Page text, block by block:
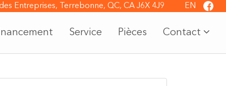
inventaire
Entreprises, Terrebonne, QC, CA J6X 4J9 EN
Service Pièces Contact